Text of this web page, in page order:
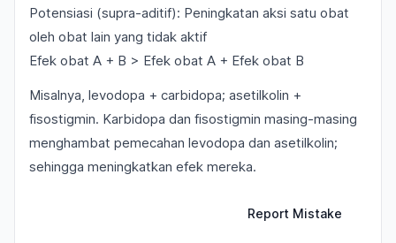
Potensiasi (supra-aditif): Peningkatan aksi satu obat
oleh obat lain yang tidak aktif
Efek obat A + B > Efek obat A + Efek obat B
Misalnya, levodopa + carbidopa; asetilkolin +
fisostigmin. Karbidopa dan fisostigmin masing-masing
menghambat pemecahan levodopa dan asetilkolin;
sehingga meningkatkan efek mereka.
Report Mistake